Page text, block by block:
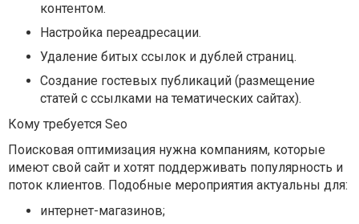
контентом.
Настройка переадресации.
Удаление битых ссылок и дублей страниц.
Создание гостевых публикаций (размещение
статей с ссылками на тематических сайтах).
Кому требуется Seo
Поисковая оптимизация нужна компаниям, которые
имеют свой сайт и хотят поддерживать популярность и
поток клиентов. Подобные мероприятия актуальны для:
интернет-магазинов;